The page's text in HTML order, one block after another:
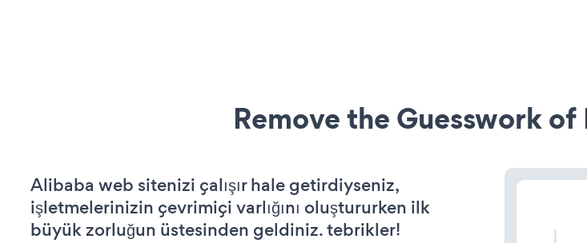
Remove the Guesswork
Alibaba web sitenizi çalışır hale getirdiyseniz,
işletmelerinizin çevrimiçi varlığını oluştururken ilk
büyük zorluğun üstesinden geldiniz. tebrikler!